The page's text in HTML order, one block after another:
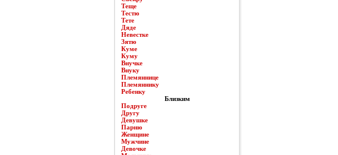
Теще
Тестю
Тете
Дяде
Невестке
Зятю
Куме
Куму
Внучке
Внуку
Племяннице
Племяннику
Ребенку
Близким
Подруге
Другу
Девушке
Парню
Женщине
Мужчине
Девочке